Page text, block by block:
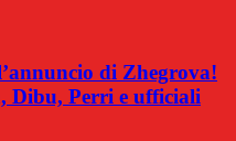
di Zhegrova!
Dibu, Perri e ufficiali